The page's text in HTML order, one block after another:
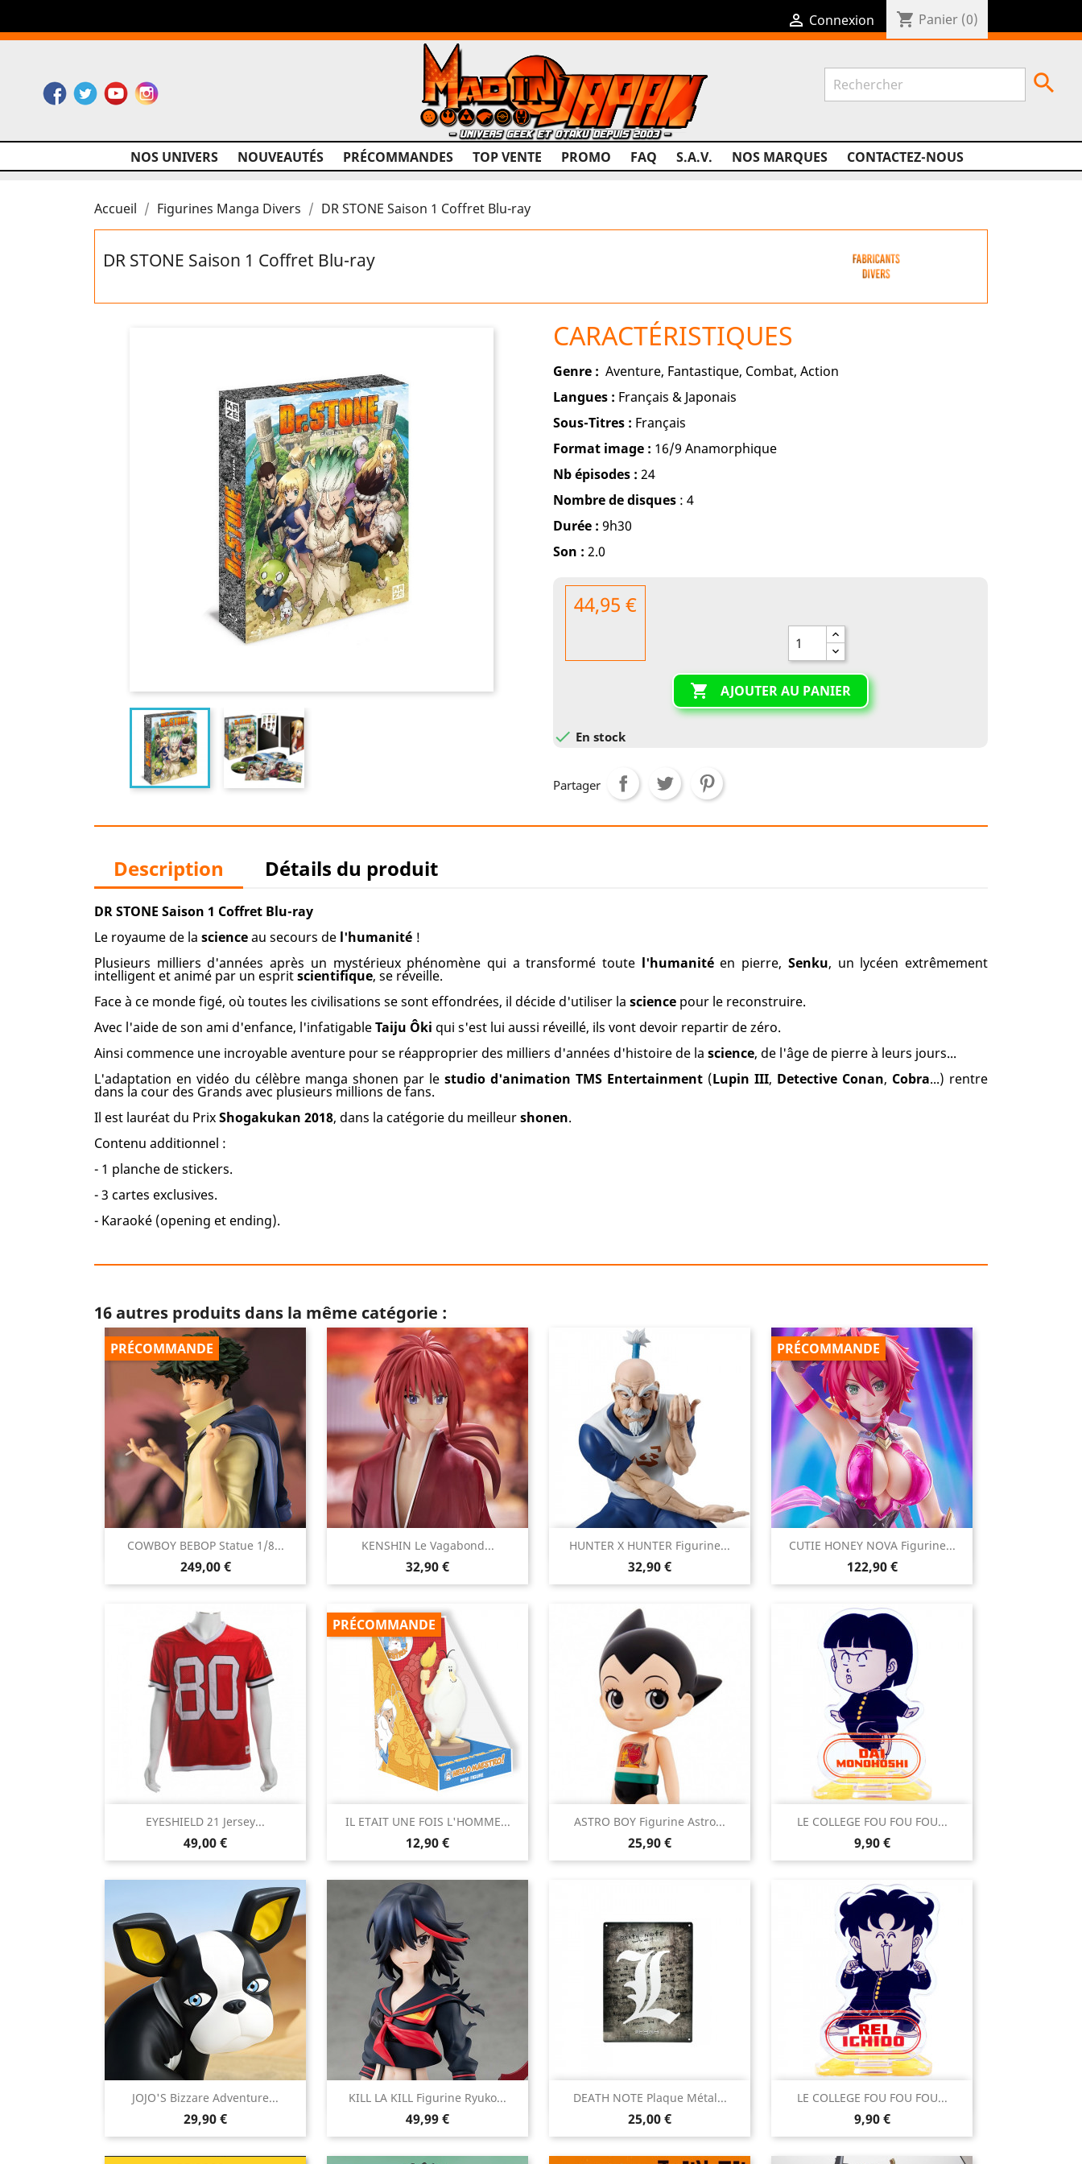
 Connexion shopping_cart Panier (0)
Facebook
TwitterYouTubeInstagram
NOS UNIVERS NOUVEAUTÉS PRÉCOMMANDES TOP VENTE PROMO FAQ S.A.V. NOS MARQUES CONTACTEZ-NOUS

Accueil Figurines Manga Divers DR STONE Saison 1 Coffret Blu-ray
DR STONE Saison 1 Coffret Blu-ray
CARACTÉRISTIQUES
Genre : Aventure, Fantastique, Combat, Action
Langues : Français & Japonais
Sous-Titres : Français
Format image : 16/9 Anamorphique
Nb épisodes : 24
Nombre de disques : 4
Durée : 9h30
Son : 2.0
44,95 €
 AJOUTER AU PANIER
 En stock
Partager
Description Détails du produit
DR STONE Saison 1 Coffret Blu-ray
Le royaume de la scienceau secours de l'humanité !
Plusieurs milliers d'années après un mystérieux phénomène qui a transformé toute l'humanitéen pierre, Senku, un lycéen extrêmement
intelligent et animé par un espritscientifique, se réveille.
Face à ce monde figé, où toutes les civilisations se sont effondrées, il décide d'utiliser la science pour le reconstruire.
Avec l'aide de son ami d'enfance, l'infatigableTaiju Ôki qui s'est lui aussi réveillé, ils vont devoir repartir de zéro.
Ainsi commence une incroyable aventure pour se réapproprier des milliers d'années d'histoire de la science, de l'âge de pierre à leurs jours...
L'adaptation en vidéo du célèbre manga shonen par le studio d'animation TMS Entertainment (Lupin III, Detective Conan, Cobra...) rentre
dans la cour des Grands avec plusieurs millions de fans.
Il est lauréat du PrixShogakukan 2018, dans la catégorie du meilleurshonen.
Contenu additionnel :
- 1 planche de stickers.
- 3 cartes exclusives.
- Karaoké (opening et ending).
16 autres produits dans la même catégorie :
COWBOY BEBOP Statue 1/8...
Prix
249,00 €
PRÉCOMMANDE
Aperçu rapide KENSHIN Le Vagabond...
Prix
32,90 €
Aperçu rapide HUNTER X HUNTER Figurine...
Prix
32,90 €
Aperçu rapide CUTIE HONEY NOVA Figurine...
Prix
122,90 €
PRÉCOMMANDE
Aperçu rapide
EYESHIELD 21 Jersey...
Prix
49,00 €
Aperçu rapide IL ETAIT UNE FOIS L'HOMME...
Prix
12,90 €
PRÉCOMMANDE
Aperçu rapide ASTRO BOY Figurine Astro...
Prix
25,90 €
Aperçu rapide LE COLLEGE FOU FOU FOU...
Prix
9,90 €
Aperçu rapide
JOJO'S Bizzare Adventure...
Prix
29,90 €
Aperçu rapide KILL LA KILL Figurine Ryuko...
Prix
49,99 €
Aperçu rapide DEATH NOTE Plaque Métal...
Prix
25,00 €
Aperçu rapide LE COLLEGE FOU FOU FOU...
Prix
9,90 €
Aperçu rapide